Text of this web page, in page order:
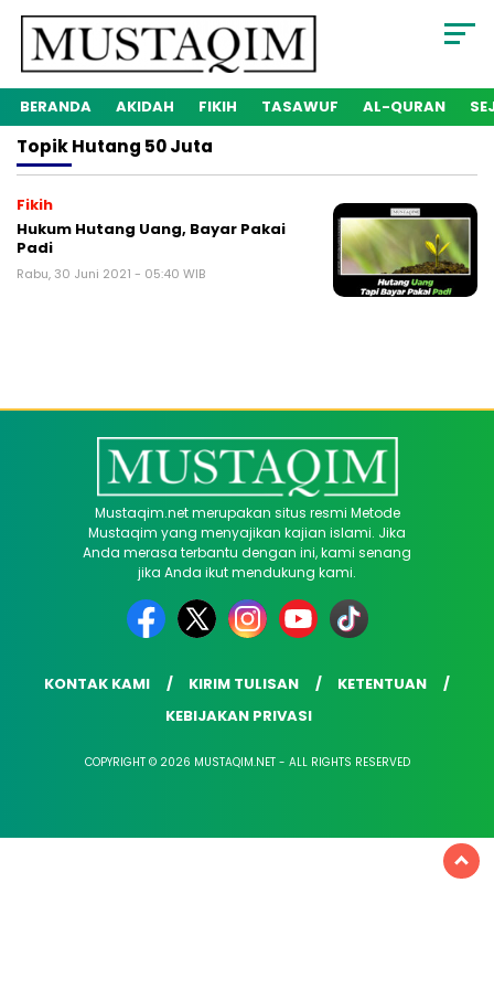
BERANDA AKIDAH FIKIH TASAWUF AL-QURAN
TopikHutang 50 Juta
Fikih
Hukum Hutang Uang, Bayar Pakai
Padi
Rabu, 30 Juni 2021 - 05:40 WIB
Mustaqim.net merupakan situs resmi Metode
Mustaqim yang menyajikan kajian islami. Jika
Anda merasa terbantu dengan ini, kami senang
jika Anda ikut mendukung kami.
KONTAK KAMI KIRIM TULISAN
KETENTUAN
KEBIJAKAN PRIVASI
COPYRIGHT © 2026 MUSTAQIM.NET - ALL RIGHTS RESERVED